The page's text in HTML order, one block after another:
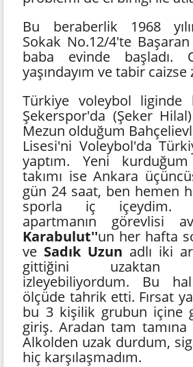
Bu beraberlik 1968
Sokak No.12/4'te
baba evinde
yaşındayım ve tabir caizse
Türkiye voleybol liginde
Şekerspor'da (Şeker
Mezun olduğum
Lisesi'ni Voleybol'da
yaptım. Yeni
takımı ise Ankara
gün 24 saat, ben hemen
sporla iç içeydim.
apartmanın görevlisi
Karabulut''un her hafta
ve Sadık Uzun adlı iki
gittiğini
izleyebiliyordum. Bu
ölçüde tahrik etti. Fırsat
bu 3 kişilik grubun içine
giriş. Aradan tam
Alkolden uzak durdum,
hiç karşılaşmadım.